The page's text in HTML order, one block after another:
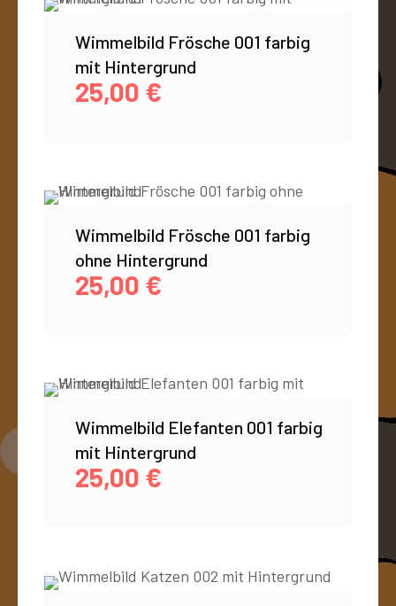
Wimmelbild Frösche 001 farbig
mit Hintergrund
25,00 €
Wimmelbild Frösche 001 farbig
ohne Hintergrund
25,00 €
Wimmelbild Elefanten 001 farbig
mit Hintergrund
25,00 €